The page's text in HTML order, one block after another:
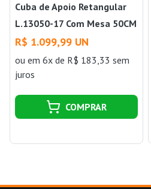
Cuba de Apoio Retangular
L.13050-17 Com Mesa 50CM
Branco Deca
R$ 1.099,99 UN
ou em 6x de R$ 183,33 sem
juros
COMPRAR